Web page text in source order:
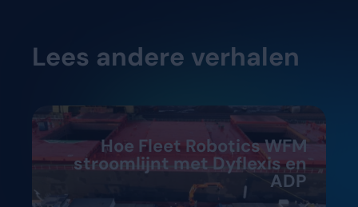
Lees andere verhalen
Hoe Fleet Robotics WFM
stroomlijnt met Dyflexis en
ADP